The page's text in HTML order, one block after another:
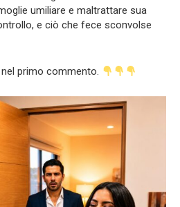
umiliare e maltrattare sua
e ciò che fece sconvolse
primo commento.